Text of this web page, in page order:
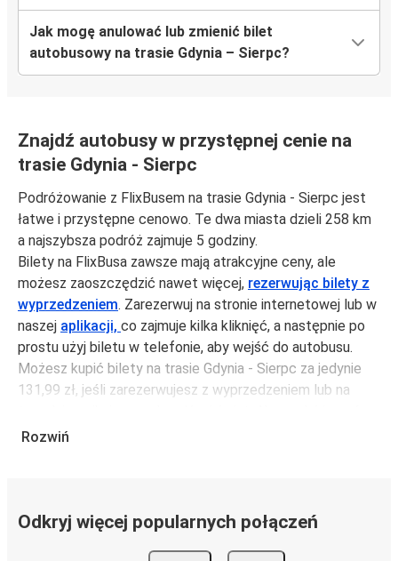
Jak mogę anulować lub zmienić bilet
autobusowy na trasie Gdynia – Sierpc?
Znajdź autobusy w przystępnej cenie na
trasie Gdynia - Sierpc
Podróżowanie z FlixBusem na trasie Gdynia - Sierpc jest
łatwe i przystępne cenowo. Te dwa miasta dzieli 258 km
a najszybsza podróż zajmuje 5 godziny.
Bilety na FlixBusa zawsze mają atrakcyjne ceny, ale
możesz zaoszczędzić nawet więcej, rezerwując bilety z
wyprzedzeniem. Zarezerwuj na stronie internetowej lub w
naszej aplikacji, co zajmuje kilka kliknięć, a następnie po
prostu użyj biletu w telefonie, aby wejść do autobusu.
Możesz kupić bilety na trasie Gdynia - Sierpc za jedynie
131,99 zł, jeśli zarezerwujesz z wyprzedzeniem lub na
szybko, łatwo i zadbać o zmniejszanie śladu węglowego,
Trasa Gdynia - Sierpc jest łatwa i wygodna z FlixBusem.
Rozwiń
Odkryj więcej popularnych połączeń